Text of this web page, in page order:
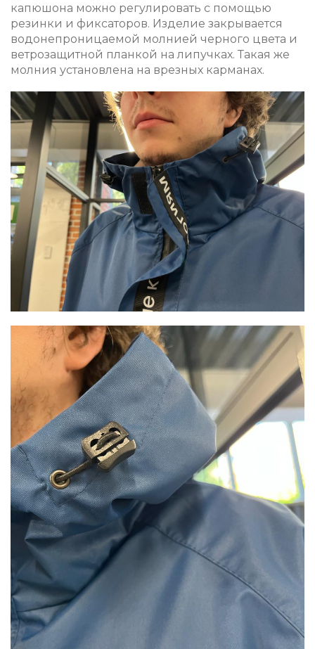
капюшона можно регулировать с помощью
резинки и фиксаторов. Изделие закрывается
водонепроницаемой молнией черного цвета и
ветрозащитной планкой на липучках. Такая же
молния установлена на врезных карманах.